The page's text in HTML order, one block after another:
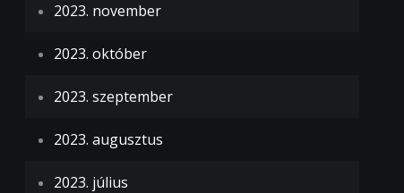
2023. november
2023. október
2023. szeptember
2023. augusztus
2023. július